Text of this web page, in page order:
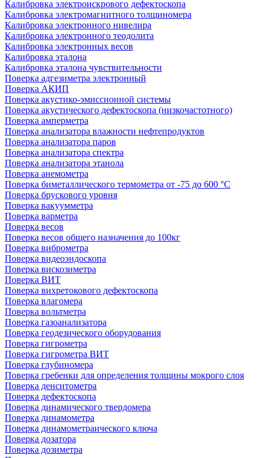
Калибровка электроискрового дефектоскопа
Калибровка электромагнитного толщиномера
Калибровка электронного нивелира
Калибровка электронного теодолита
Калибровка электронных весов
Калибровка эталона
Калибровка эталона чувствительности
Поверка адгезиметра электронный
Поверка АКИП
Поверка акустико-эмиссионной системы
Поверка акустического дефектоскопа (низкочастотного)
Поверка амперметра
Поверка анализатора влажности нефтепродуктов
Поверка анализатора паров
Поверка анализатора спектра
Поверка анализатора этанола
Поверка анемометра
Поверка биметаллического термометра от -75 до 600 °С
Поверка брускового уровня
Поверка вакуумметра
Поверка варметра
Поверка весов
Поверка весов общего назначения до 100кг
Поверка виброметра
Поверка видеоэндоскопа
Поверка вискозиметра
Поверка ВИТ
Поверка вихретокового дефектоскопа
Поверка влагомера
Поверка вольтметра
Поверка газоанализатора
Поверка геодезического оборудования
Поверка гигрометра
Поверка гигрометра ВИТ
Поверка глубиномера
Поверка гребенки для определения толщины мокрого слоя
Поверка денситометра
Поверка дефектоскопа
Поверка динамического твердомера
Поверка динамометра
Поверка динамометраического ключа
Поверка дозатора
Поверка дозиметра